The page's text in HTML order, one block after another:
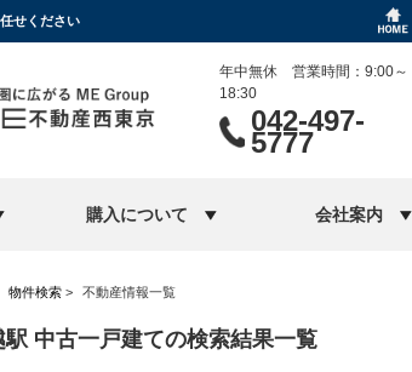
せください
年中無休 営業時間：9:00～
18:30
042-497-
5777
購入について 会社案内
物件検索 > 不動産情報一覧
駅 中古一戸建ての検索結果一覧